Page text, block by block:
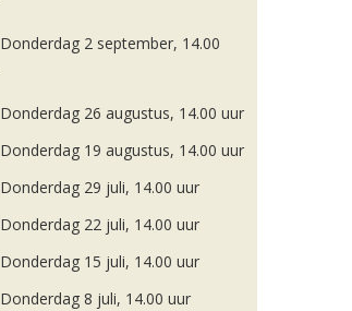
Donderdag 2 september, 14.00
Donderdag 26 augustus, 14.00 uur
Donderdag 19 augustus, 14.00 uur
Donderdag 29 juli, 14.00 uur
Donderdag 22 juli, 14.00 uur
Donderdag 15 juli, 14.00 uur
Donderdag 8 juli, 14.00 uur